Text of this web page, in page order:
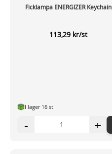
Ficklampa ENERGIZER Keychain
113,29 kr/st
I lager 16 st
- +